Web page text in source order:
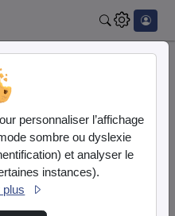
personnaliser l’affichage
sombre ou dyslexie
et analyser le
instances).
plus